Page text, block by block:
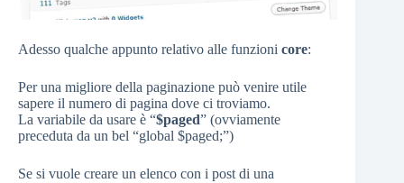
Adesso qualche appunto relativo alle funzioni core:
Per una migliore della paginazione può venire utile
sapere il numero di pagina dove ci troviamo.
La variabile da usare è “$paged” (ovviamente
preceduta da un bel “global $paged;”)
Se si vuole creare un elenco con i post di una